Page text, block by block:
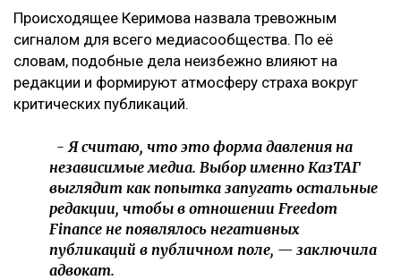
Происходящее Керимова назвала тревожным
сигналом для всего медиасообщества. По её
словам, подобные дела неизбежно влияют на
редакции и формируют атмосферу страха вокруг
критических публикаций.
- Я считаю, что это форма давления на
независимые медиа. Выбор именно КазТАГ
выглядит как попытка запугать остальные
редакции, чтобы в отношении Freedom
Finance не появлялось негативных
публикаций в публичном поле, — заключила
адвокат.